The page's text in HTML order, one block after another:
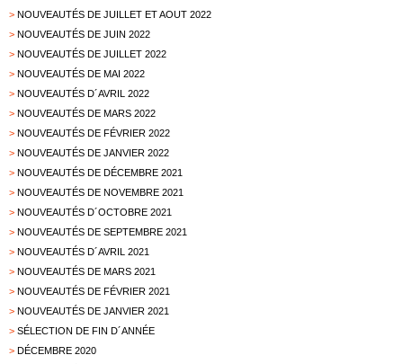
> NOUVEAUTÉS DE JUILLET ET AOUT 2022
> NOUVEAUTÉS DE JUIN 2022
> NOUVEAUTÉS DE JUILLET 2022
> NOUVEAUTÉS DE MAI 2022
> NOUVEAUTÉS D´AVRIL 2022
> NOUVEAUTÉS DE MARS 2022
> NOUVEAUTÉS DE FÉVRIER 2022
> NOUVEAUTÉS DE JANVIER 2022
> NOUVEAUTÉS DE DÉCEMBRE 2021
> NOUVEAUTÉS DE NOVEMBRE 2021
> NOUVEAUTÉS D´OCTOBRE 2021
> NOUVEAUTÉS DE SEPTEMBRE 2021
> NOUVEAUTÉS D´AVRIL 2021
> NOUVEAUTÉS DE MARS 2021
> NOUVEAUTÉS DE FÉVRIER 2021
> NOUVEAUTÉS DE JANVIER 2021
> SÉLECTION DE FIN D´ANNÉE
> DÉCEMBRE 2020